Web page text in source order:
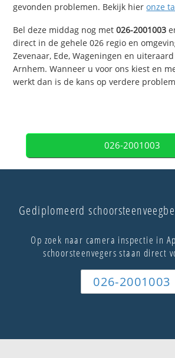
gevonden problemen. Bekijk hieronze
Bel deze middag nog met026-2001003
direct in de gehele 026 regio en
Zevenaar, Ede, Wageningen en
Arnhem. Wanneer u voor ons kiest en
werkt dan is de kans op verdere
026-2001003
Gediplomeerd
Op zoek naar camera inspectie in
schoorsteenvegers staan direct
026-2001003